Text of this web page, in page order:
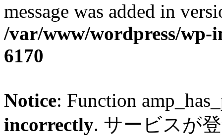
message was added in
/var/www/wordpress/wp-
6170
Notice: Function
incorrectly. サービスが